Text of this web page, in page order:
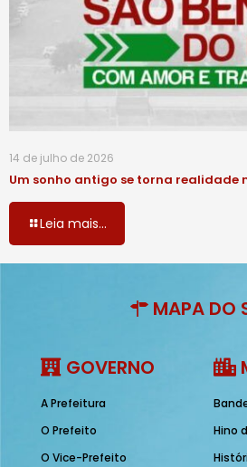
14 de julho de 2026
Um sonho antigo se torna realidade
Leia mais...
MAPA DO
GOVERNO
A Prefeitura
O Prefeito
O Vice-Prefeito
Hino